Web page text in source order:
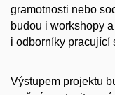
gramotnosti nebo
budou i workshopy
i odborníky pracující
Výstupem projektu